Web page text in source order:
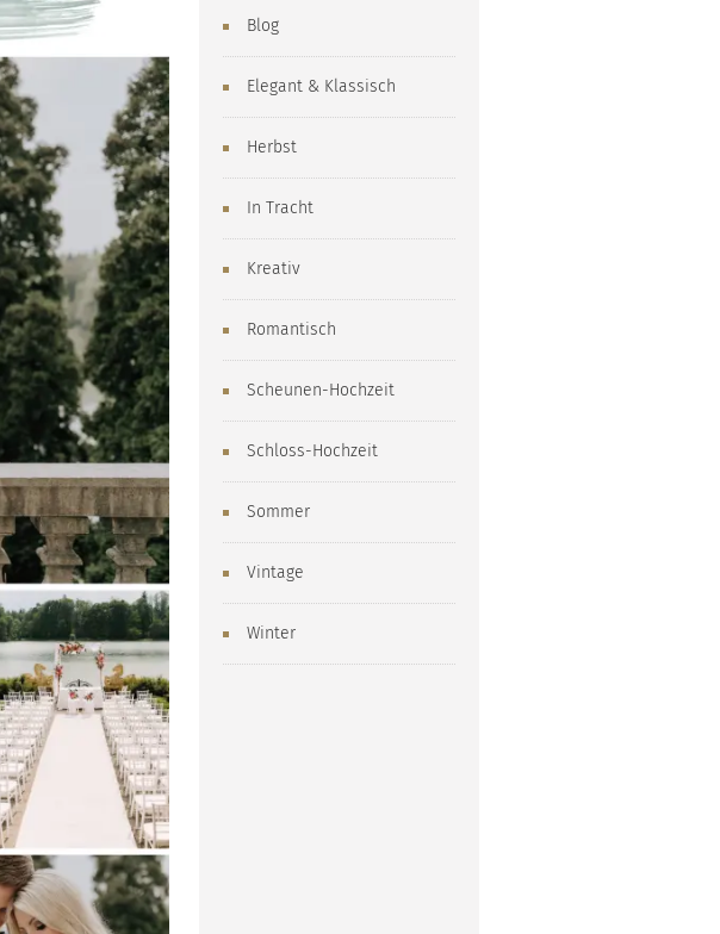
Blog
Elegant & Klassisch
Herbst
In Tracht
Kreativ
Romantisch
Scheunen-Hochzeit
Schloss-Hochzeit
Sommer
Vintage
Winter